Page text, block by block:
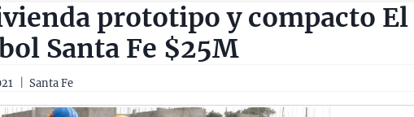
prototipo y compacto El
Santa Fe $25M
Santa Fe